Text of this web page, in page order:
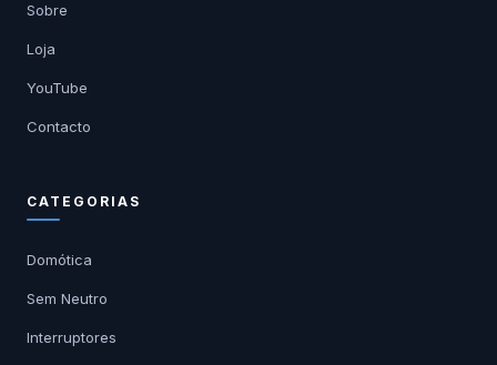
Sobre
Loja
YouTube
Contacto
CATEGORIAS
Domótica
Sem Neutro
Interruptores